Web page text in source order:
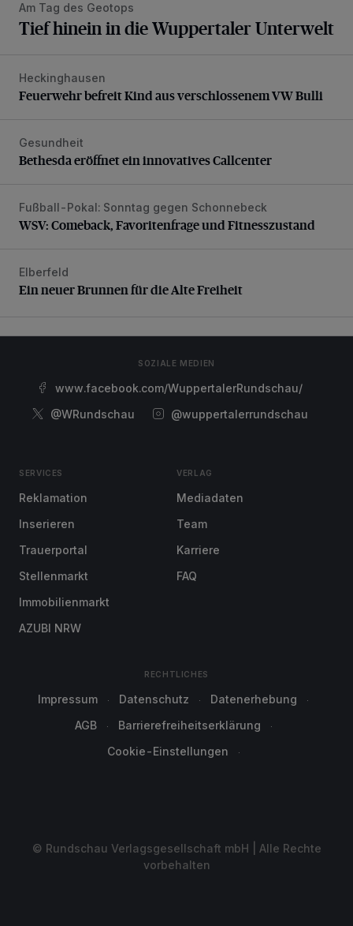
Am Tag des Geotops
Tief hinein in die Wuppertaler Unterwelt
Feuerwehr befreit Kind aus verschlossenem VW Bulli
Heckinghausen
Feuerwehr befreit Kind aus verschlossenem VW Bulli
Bethesda eröffnet ein innovatives Callcenter
Gesundheit
Bethesda eröffnet ein innovatives Callcenter
WSV: Comeback, Favoritenfrage und Fitnesszustand
Fußball-Pokal: Sonntag gegen Schonnebeck
WSV: Comeback, Favoritenfrage und Fitnesszustand
Ein neuer Brunnen für die Alte Freiheit
Elberfeld
Ein neuer Brunnen für die Alte Freiheit
SOZIALE MEDIEN
www.facebook.com/WuppertalerRundschau/
@WRundschau
@wuppertalerrundschau
SERVICES
Reklamation
Inserieren
Trauerportal
Stellenmarkt
Immobilienmarkt
AZUBI NRW
VERLAG
Mediadaten
Team
Karriere
FAQ
RECHTLICHES
Impressum Datenschutz
Datenerhebung
AGB
Barrierefreiheitserklärung
Cookie-Einstellungen
© Rundschau Verlagsgesellschaft mbH | Alle Rechte
vorbehalten